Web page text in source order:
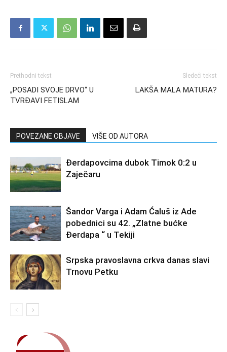
Prethodni tekst
„POSADI SVOJE DRVO“ U
TVRĐAVI FETISLAM
Sledeći tekst
LAKŠA MALA MATURA?
POVEZANE OBJAVE VIŠE OD AUTORA
Đerdapovcima dubok Timok 0:2 u
Zaječaru
Šandor Varga i Adam Ćaluš iz Ade
pobednici su 42. „Zlatne bućke
Đerdapa “ u Tekiji
Srpska pravoslavna crkva danas slavi
Trnovu Petku